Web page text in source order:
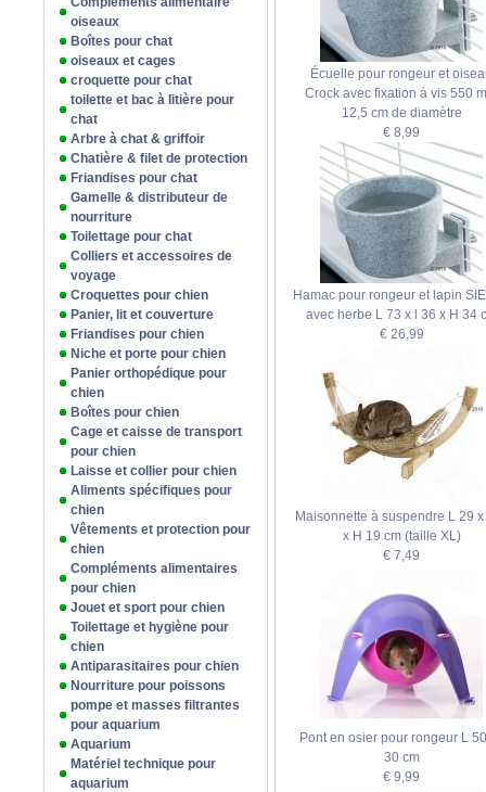
oiseaux
Boîtes pour chat
oiseaux et cages
croquette pour chat
toilette et bac à litière pour
chat
Arbre à chat & griffoir
Chatière & filet de protection
Friandises pour chat
Gamelle & distributeur de
nourriture
Toilettage pour chat
Colliers et accessoires de
voyage
Croquettes pour chien
Panier, lit et couverture
Friandises pour chien
Niche et porte pour chien
Panier orthopédique pour
chien
Boîtes pour chien
Cage et caisse de transport
pour chien
Laisse et collier pour chien
Aliments spécifiques pour
chien
Vêtements et protection pour
chien
Compléments alimentaires
pour chien
Jouet et sport pour chien
Toilettage et hygiène pour
chien
Antiparasitaires pour chien
Nourriture pour poissons
pompe et masses filtrantes
pour aquarium
Aquarium
Matériel technique pour
aquarium
Écuelle pour rongeur et
Crock avec fixation à vis 550
12,5 cm de diamètre
€ 8,99
Hamac pour rongeur et lapin
avec herbe L 73 x l 36 x H 34
€ 26,99
Maisonnette à suspendre L 29
x H 19 cm (taille XL)
€ 7,49
Pont en osier pour rongeur L
30 cm
€ 9,99